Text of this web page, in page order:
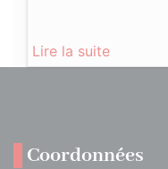
Lire la suite
Coordonnées